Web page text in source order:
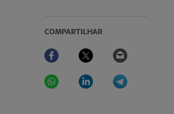
COMPARTILHAR
Facebook Twitter
WhatsAppLinkedIn